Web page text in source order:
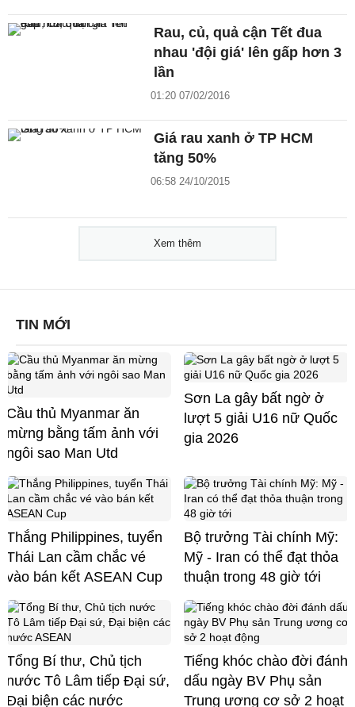
Rau, củ, quả cận Tết đua
nhau 'đội giá' lên gấp hơn 3
lần
01:20 07/02/2016
Giá rau xanh ở TP HCM
tăng 50%
06:58 24/10/2015
Xem thêm
TIN MỚI
Cầu thủ Myanmar ăn
mừng bằng tấm ảnh với
ngôi sao Man Utd
Sơn La gây bất ngờ ở
lượt 5 giải U16 nữ Quốc
gia 2026
Thắng Philippines, tuyển
Thái Lan cầm chắc vé
vào bán kết ASEAN Cup
Bộ trưởng Tài chính Mỹ:
Mỹ - Iran có thể đạt thỏa
thuận trong 48 giờ tới
Tổng Bí thư, Chủ tịch
nước Tô Lâm tiếp Đại sứ,
Đại biện các nước
Tiếng khóc chào đời đánh
dấu ngày BV Phụ sản
Trung ương cơ sở 2 hoạt